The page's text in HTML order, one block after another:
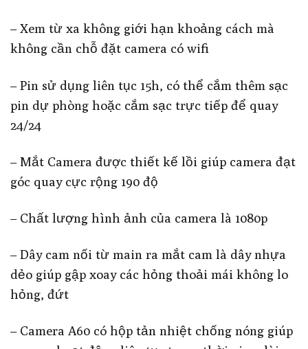
– Xem từ xa không giới hạn khoảng cách mà
không cần chỗ đặt camera có wifi
– Pin sử dụng liên tục 15h, có thể cắm thêm sạc
pin dự phòng hoặc cắm sạc trực tiếp để quay
24/24
– Mắt Camera được thiết kế lồi giúp camera đạt
góc quay cực rộng 190 độ
– Chất lượng hình ảnh của camera là 1080p
– Dây cam nối từ main ra mắt cam là dây nhựa
dẻo giúp gập xoay các hỏng thoải mái không lo
hỏng, đứt
– Camera A60 có hộp tản nhiệt chống nóng giúp